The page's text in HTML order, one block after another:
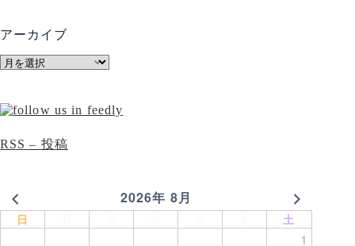
アーカイブ
ア
イ
RSS – 投稿
2026年 8月
日 土
1